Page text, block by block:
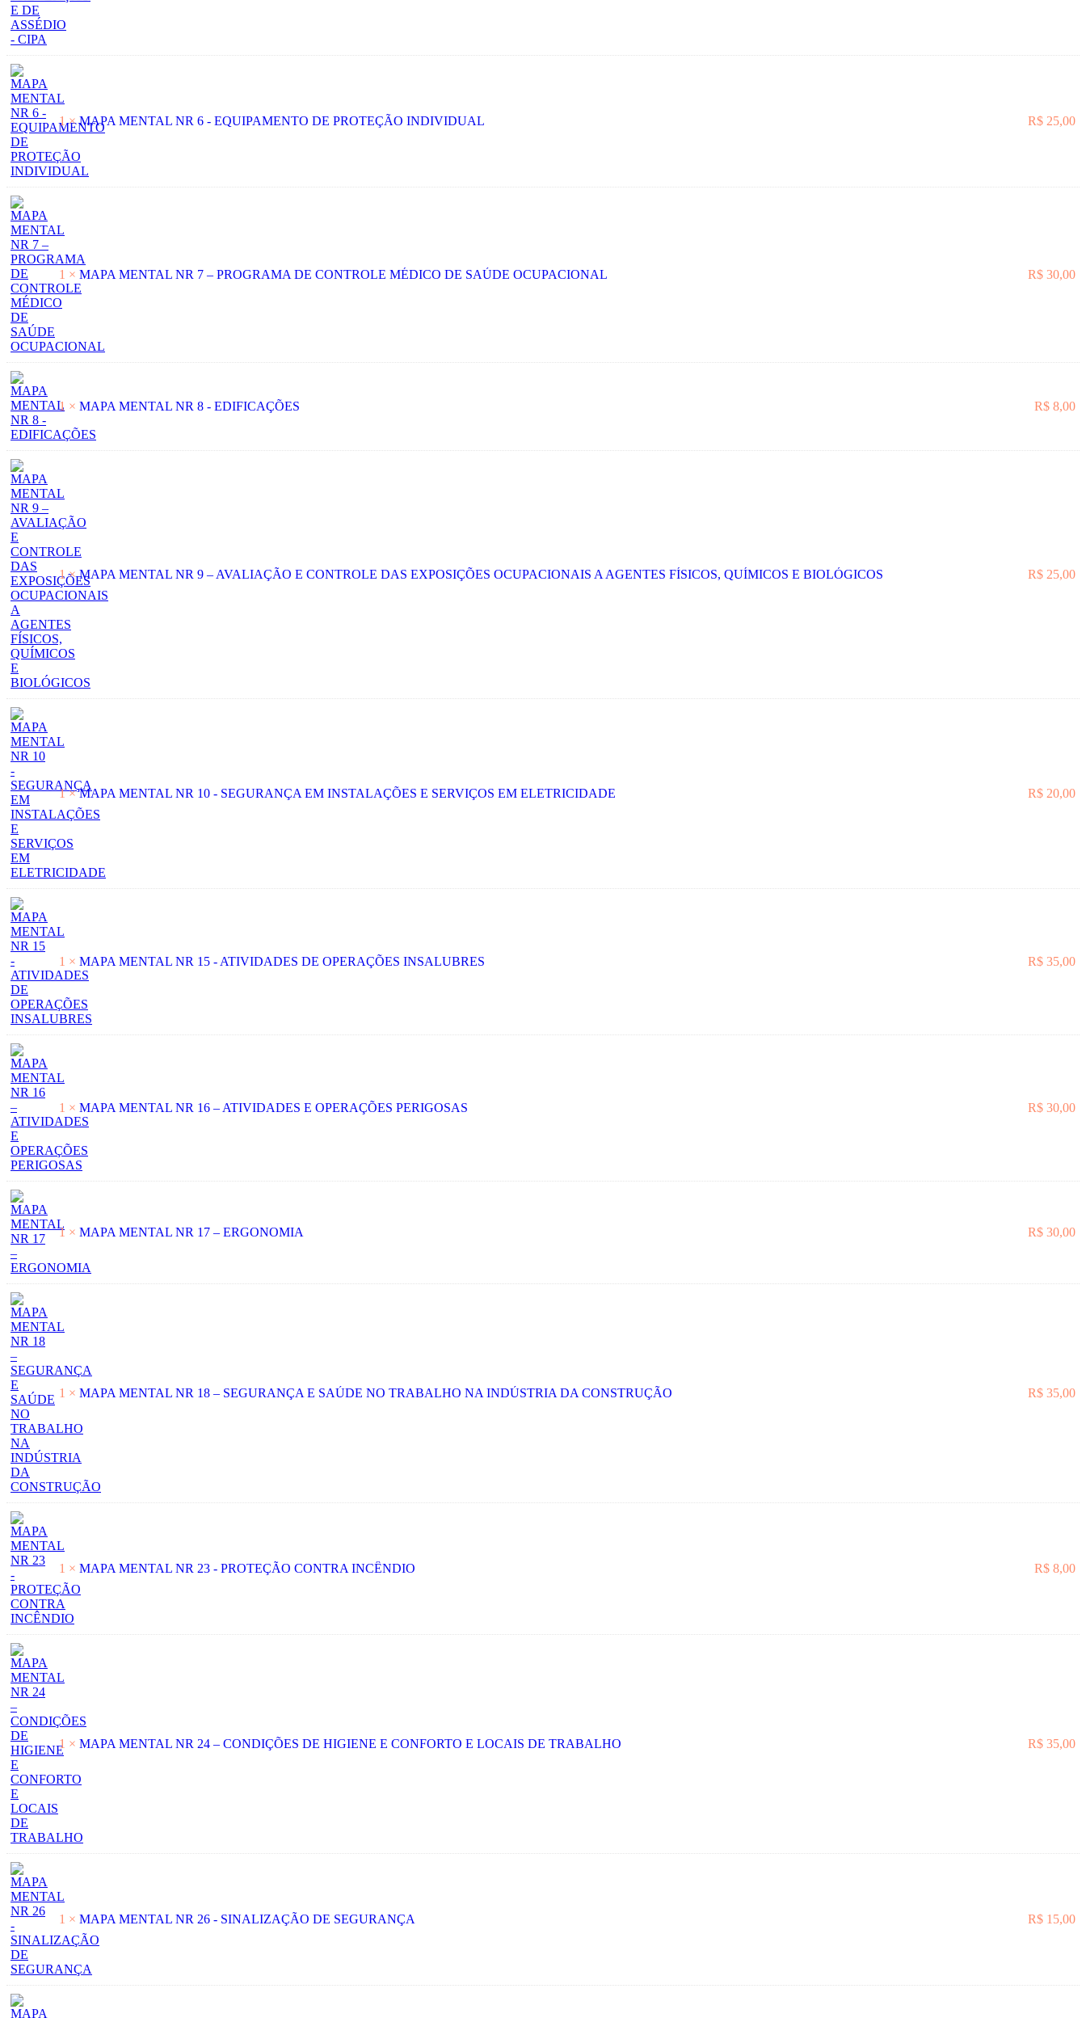
1 ×MAPA MENTAL NR 6 - EQUIPAMENTO DE PROTEÇÃO INDIVIDUAL R$ 25,00
1 × MAPA MENTAL NR 7 – PROGRAMA DE CONTROLE MÉDICO DE SAÚDE OCUPACIONAL R$ 30,00
1 × MAPA MENTAL NR 8 - EDIFICAÇÕES R$ 8,00
1 ×MAPA MENTAL NR 9 – AVALIAÇÃO E CONTROLE DAS EXPOSIÇÕES OCUPACIONAIS A AGENTES FÍSICOS, QUÍMICOS E BIOLÓGICOS R$ 25,00
1 ×MAPA MENTAL NR 10 - SEGURANÇA EM INSTALAÇÕES E SERVIÇOS EM ELETRICIDADE R$ 20,00
1 × MAPA MENTAL NR 15 - ATIVIDADES DE OPERAÇÕES INSALUBRES R$ 35,00
1 × MAPA MENTAL NR 16 – ATIVIDADES E OPERAÇÕES PERIGOSAS R$ 30,00
1 × MAPA MENTAL NR 17 – ERGONOMIA R$ 30,00
1 × MAPA MENTAL NR 18 – SEGURANÇA E SAÚDE NO TRABALHO NA INDÚSTRIA DA CONSTRUÇÃO R$ 35,00
1 × MAPA MENTAL NR 23 - PROTEÇÃO CONTRA INCÊNDIO R$ 8,00
1 × MAPA MENTAL NR 24 – CONDIÇÕES DE HIGIENE E CONFORTO E LOCAIS DE TRABALHO R$ 35,00
1 × MAPA MENTAL NR 26 - SINALIZAÇÃO DE SEGURANÇA R$ 15,00